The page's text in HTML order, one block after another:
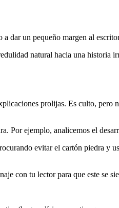
a dar un pequeño margen al
natural hacia una historia
prolijas. Es culto, pero
Por ejemplo, analicemos el
evitar el cartón piedra y
con tu lector para que este se